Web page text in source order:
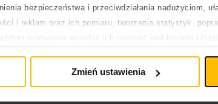
bezpieczeństwa i przeciwdziałania nadużyciom,
i reklam oraz ich pomiaru, tworzenia statystyk,
Zmień ustawienia